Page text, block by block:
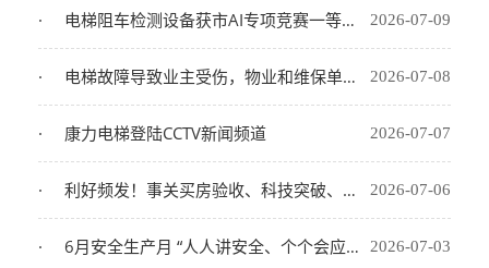
电梯阻车检测设备获市AI专项竞赛一等奖，上海三菱如何让算法“越用越准” 2026-07-09
电梯故障导致业主受伤，物业和维保单位谁来担责？ 2026-07-08
康力电梯登陆CCTV新闻频道 2026-07-07
利好频发！事关买房验收、科技突破、你的钱包！梯向蓝海第四十三期：上海市电梯协会解读民生热点新政策 2026-07-06
6月安全生产月 “人人讲安全、个个会应急——排查整治风险隐患” 主题系列活动圆满落幕 2026-07-03